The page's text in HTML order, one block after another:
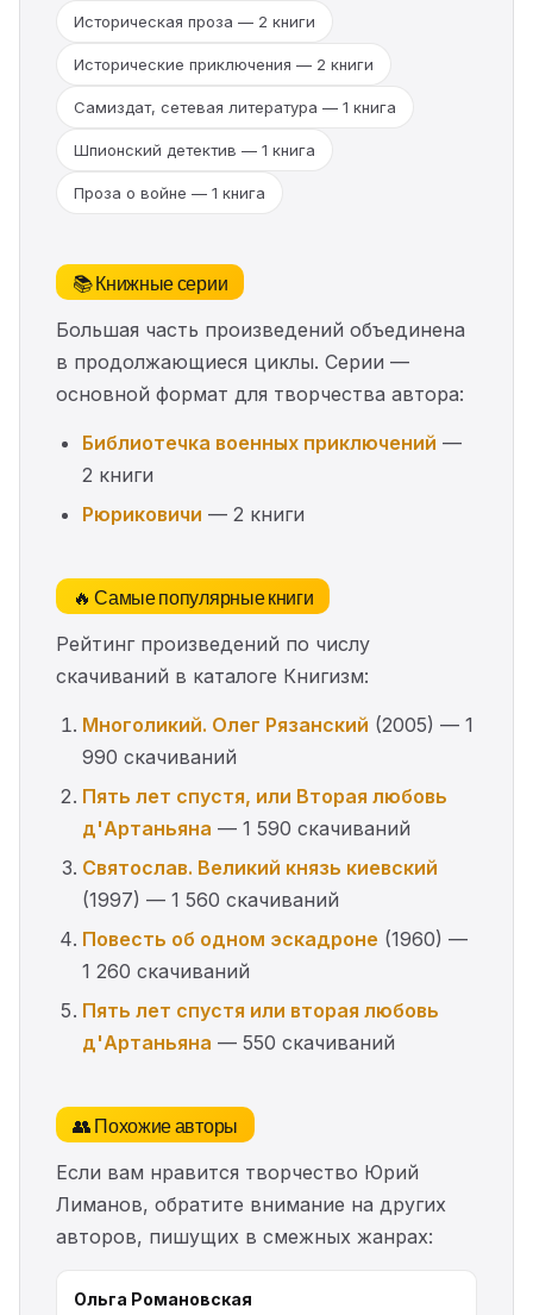
Историческая проза — 2 книги
Исторические приключения — 2 книги
Самиздат, сетевая литература — 1 книга
Шпионский детектив — 1 книга
Проза о войне — 1 книга
📚 Книжные серии
Большая часть произведений объединена
в продолжающиеся циклы. Серии —
основной формат для творчества автора:
Библиотечка военных приключений —
2 книги
Рюриковичи — 2 книги
🔥 Самые популярные книги
Рейтинг произведений по числу
скачиваний в каталоге Книгизм:
Многоликий. Олег Рязанский (2005) — 1
990 скачиваний
Пять лет спустя, или Вторая любовь
д'Артаньяна — 1 590 скачиваний
Святослав. Великий князь киевский
(1997) — 1 560 скачиваний
Повесть об одном эскадроне (1960) —
1 260 скачиваний
Пять лет спустя или вторая любовь
д'Артаньяна — 550 скачиваний
👥 Похожие авторы
Если вам нравится творчество Юрий
Лиманов, обратите внимание на других
авторов, пишущих в смежных жанрах:
Ольга Романовская